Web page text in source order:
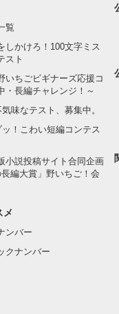
覧
しかけろ！100文字ミス
スト
いちごビギナーズ応援コ
・長編チャレンジ！～
味なテスト、募集中。
！こわい短編コンテス
小説投稿サイト合同企画
長編大賞」野いちご！会
メ
ンバー
クナンバー